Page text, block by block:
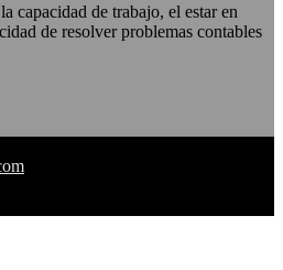
capacidad de trabajo, el estar en
de resolver problemas contables